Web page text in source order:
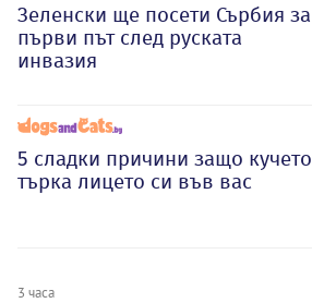
Зеленски ще посети Сърбия за
първи път след руската
инвазия
5 сладки причини защо кучето
търка лицето си във вас
3 часа